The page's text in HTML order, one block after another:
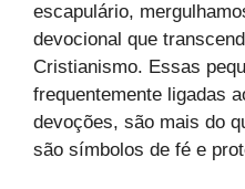
escapulário,
devocional que
Cristianismo. Essas
frequentemente ligadas
devoções, são mais do
são símbolos de fé e